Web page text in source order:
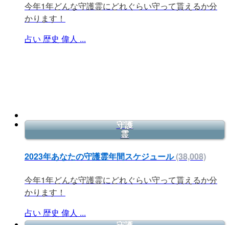
今年1年どんな守護霊にどれぐらい守って貰えるか分
かります！
占い 歴史 偉人 ...
守護
霊
2023年あなたの守護霊年間スケジュール(38,008)
今年1年どんな守護霊にどれぐらい守って貰えるか分
かります！
占い 歴史 偉人 ...